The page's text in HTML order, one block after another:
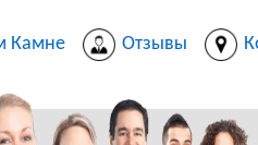
Камне Отзывы